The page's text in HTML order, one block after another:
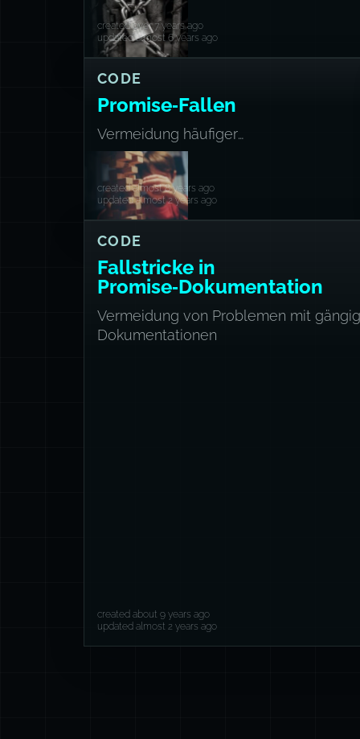
created over 7 years ago
updated almost 6 years ago
CODE
Promise‑Fallen
Vermeidung häufiger
Fehler
created almost 8 years ago
updated almost 2 years ago
CODE
Fallstricke in
Promise‑Dokumentation
Vermeidung von Problemen mit
Dokumentationen
created about 9 years ago
updated almost 2 years ago